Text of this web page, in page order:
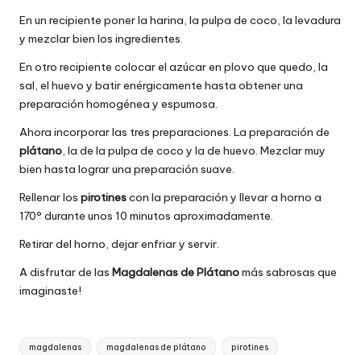
En un recipiente poner la harina, la pulpa de coco, la levadura
y mezclar bien los ingredientes.
En otro recipiente colocar el azúcar en plovo que quedo, la
sal, el huevo y batir enérgicamente hasta obtener una
preparación homogénea y espumosa.
Ahora incorporar las tres preparaciones. La preparación de
plátano, la de la pulpa de coco y la de huevo. Mezclar muy
bien hasta lograr una preparación suave.
Rellenar los pirotinescon la preparación y llevar a horno a
170° durante unos 10 minutos aproximadamente.
Retirar del horno, dejar enfriar y servir.
A disfrutar de las Magdalenas de Plátanomás sabrosas que
imaginaste!
Etiquetas:
magdalenas magdalenas de plátano pirotines